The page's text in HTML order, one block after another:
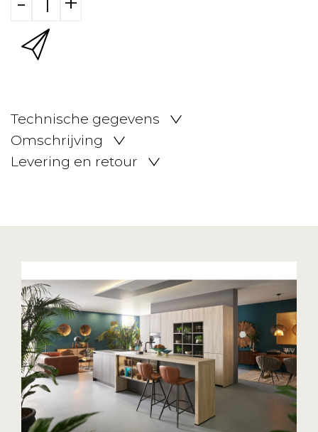
Technische gegevens
Omschrijving
Levering en retour